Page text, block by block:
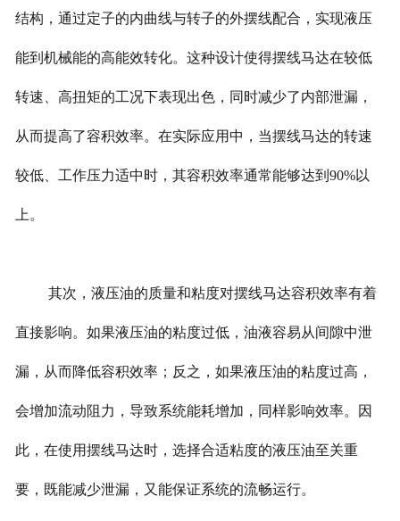
结构，通过定子的内曲线与转子的外摆线配合，实现液压
能到机械能的高能效转化。这种设计使得摆线马达在较低
转速、高扭矩的工况下表现出色，同时减少了内部泄漏，
从而提高了容积效率。在实际应用中，当摆线马达的转速
较低、工作压力适中时，其容积效率通常能够达到90%以
上。
其次，液压油的质量和粘度对摆线马达容积效率有着
直接影响。如果液压油的粘度过低，油液容易从间隙中泄
漏，从而降低容积效率；反之，如果液压油的粘度过高，
会增加流动阻力，导致系统能耗增加，同样影响效率。因
此，在使用摆线马达时，选择合适粘度的液压油至关重
要，既能减少泄漏，又能保证系统的流畅运行。